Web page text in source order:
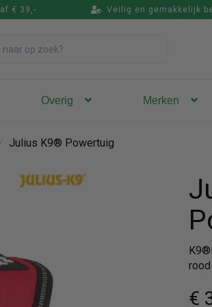
€ 39,- Veilig en gemakkelijk
Overig Merken
Julius K9® Powertuig
rood
€